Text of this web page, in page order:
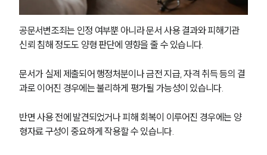
공문서변조죄는 인정 여부뿐 아니라 문서 사용 결과와 피해기관
신뢰 침해 정도도 양형 판단에 영향을 줄 수 있습니다.
문서가 실제 제출되어 행정처분이나 금전 지급, 자격 취득 등의 결
과로 이어진 경우에는 불리하게 평가될 가능성이 있습니다.
반면 사용 전에 발견되었거나 피해 회복이 이루어진 경우에는 양
형자료 구성이 중요하게 작용할 수 있습니다.